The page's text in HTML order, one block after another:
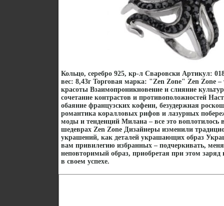
Кольцо, серебро 925, кр-л Сваровски Артикул:
вес: 8,43г Торговая марка: "Zen Zone" Zen Zone
красоты Взаимопроникновение и слияние
сочетание контрастов и противоположностей
обаяние французских кофеин, безудержная
романтика коралловых рифов и лазурных
моды и тенденций Милана – все это
шедеврах Zen Zone Дизайнеры изменили
украшений, как деталей украшающих образ
вам привилегию избранных – подчеркивать,
неповторимый образ, приобретая при этом заряд
в своем успехе.